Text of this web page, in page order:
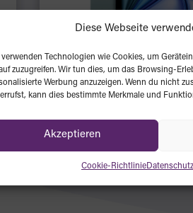
Diese Webseite
verwenden Technologien wie Cookies, um
zuzugreifen. Wir tun dies, um das Browsing-
Werbung anzuzeigen. Wenn du nicht
kann dies bestimmte Merkmale und
Akzeptieren
Cookie-RichtlinieDatenschutz
Privat: iPad Air 11″ (M4)
ab 639 €